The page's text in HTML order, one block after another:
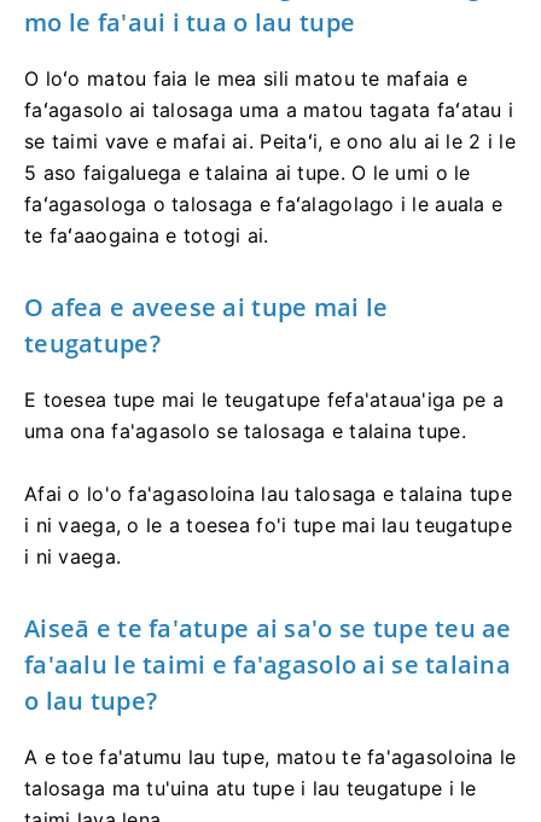
mo le fa'aui i tua o lau tupe
O loʻo matou faia le mea sili matou te mafaia e
faʻagasolo ai talosaga uma a matou tagata faʻatau i
se taimi vave e mafai ai. Peitaʻi, e ono alu ai le 2 i le
5 aso faigaluega e talaina ai tupe. O le umi o le
faʻagasologa o talosaga e faʻalagolago i le auala e
te faʻaaogaina e totogi ai.
O afea e aveese ai tupe mai le
teugatupe?
E toesea tupe mai le teugatupe fefa'ataua'iga pe a
uma ona fa'agasolo se talosaga e talaina tupe.
Afai o lo'o fa'agasoloina lau talosaga e talaina tupe
i ni vaega, o le a toesea fo'i tupe mai lau teugatupe
i ni vaega.
Aiseā e te fa'atupe ai sa'o se tupe teu ae
fa'aalu le taimi e fa'agasolo ai se talaina
o lau tupe?
A e toe fa'atumu lau tupe, matou te fa'agasoloina le
talosaga ma tu'uina atu tupe i lau teugatupe i le